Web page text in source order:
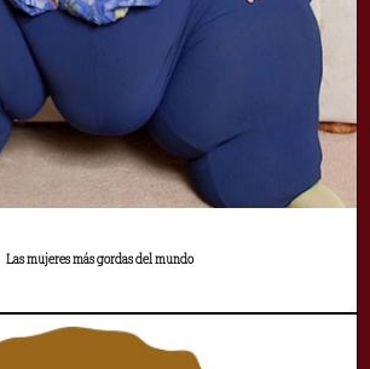
Las mujeres más gordas del mundo